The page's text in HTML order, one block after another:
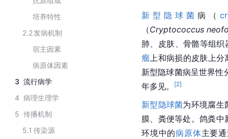
培养特性
2.2发病机制
宿主因素
病原体因素
3 流行病学
4 病理生理学
5 传播机制
5.1 传染源
新型隐球菌 病（
（Cryptococcus
肺、皮肤、骨骼等组织
瘤 上和病损的皮肤上
新型隐球菌病呈世界性
年多见。
[2]
新型隐球菌为环境腐生
膜、粪便等处。鸽粪
环境中的病原体主要